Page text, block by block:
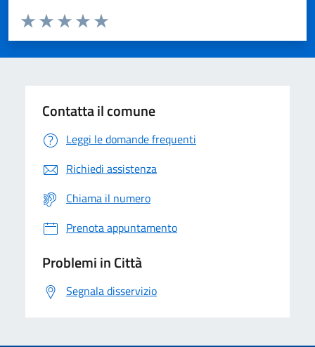
Domanda
Valuta da 1 a 5 stelle la pagina
Valuta 5 stelle su 5
Valuta 4 stelle su 5
Valuta 3 stelle su 5
Valuta 2 stelle su 5
Valuta 1 stelle su 5
Contatta il comune
Leggi le domande frequenti
Richiedi assistenza
Chiama il numero
Prenota appuntamento
Problemi in Città
Segnala disservizio